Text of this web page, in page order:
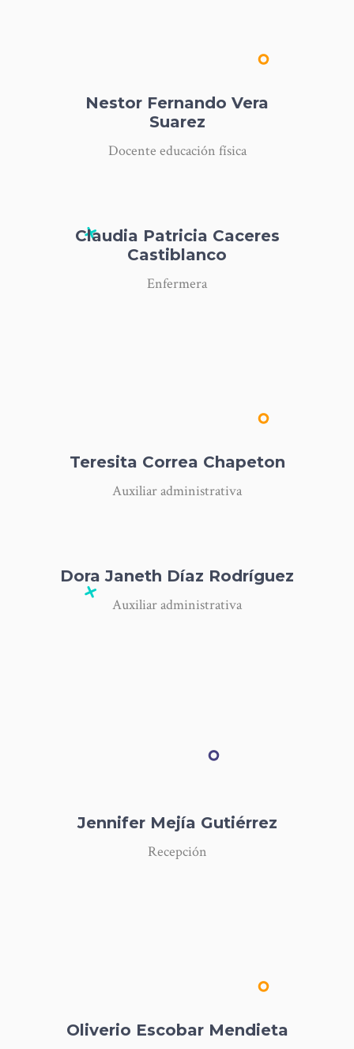
Nestor Fernando Vera
Suarez
Docente educación física
Claudia Patricia Caceres
Castiblanco
Enfermera
Teresita Correa Chapeton
Auxiliar administrativa
Dora Janeth Díaz Rodríguez
Auxiliar administrativa
Jennifer Mejía Gutiérrez
Recepción
Oliverio Escobar Mendieta